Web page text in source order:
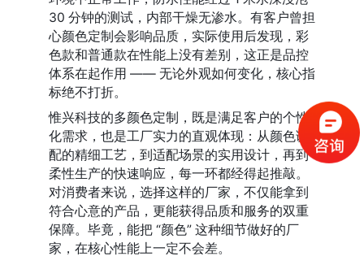
30 分钟的测试，内部干燥无渗水。有客户曾担
心颜色定制会影响品质，实际使用后发现，彩
色款和普通款在性能上没有差别，这正是品控
体系在起作用 —— 无论外观如何变化，核心指
标绝不打折。
惟兴科技的多颜色定制，既是满足客户的个性
化需求，也是工厂实力的直观体现：从颜色调
配的精细工艺，到适配场景的实用设计，再到
柔性生产的快速响应，每一环都经得起推敲。
对消费者来说，选择这样的厂家，不仅能拿到
符合心意的产品，更能获得品质和服务的双重
保障。毕竟，能把 “颜色” 这种细节做好的厂
家，在核心性能上一定不会差。